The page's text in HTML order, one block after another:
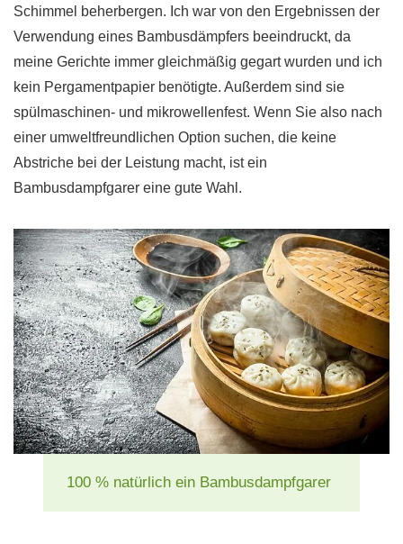
Schimmel beherbergen. Ich war von den Ergebnissen der
Verwendung eines Bambusdämpfers beeindruckt, da
meine Gerichte immer gleichmäßig gegart wurden und ich
kein Pergamentpapier benötigte. Außerdem sind sie
spülmaschinen- und mikrowellenfest. Wenn Sie also nach
einer umweltfreundlichen Option suchen, die keine
Abstriche bei der Leistung macht, ist ein
Bambusdampfgarer eine gute Wahl.
100 % natürlich ein Bambusdampfgarer